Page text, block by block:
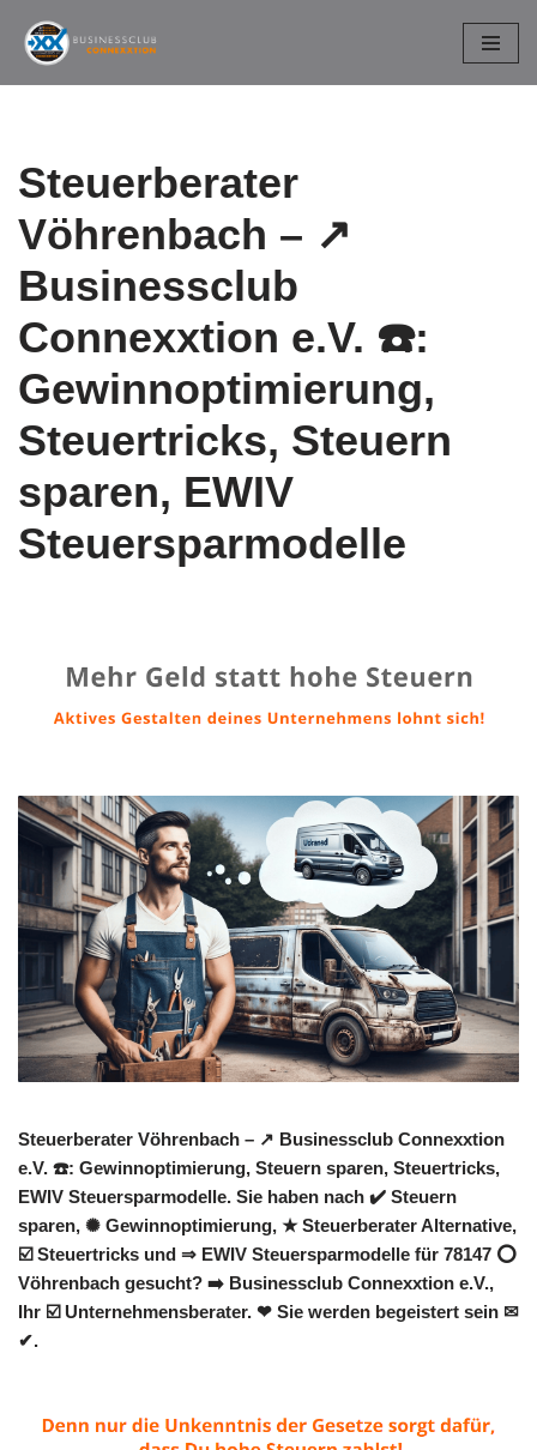
Zum
Steuerberater
Vöhrenbach – ↗️
Businessclub
Connexxtion e.V. ☎️:
Gewinnoptimierung,
Steuertricks, Steuern
sparen, EWIV
Steuersparmodelle
Steuerberater Vöhrenbach – ↗️ Businessclub Connexxtion
e.V. ☎️: Gewinnoptimierung, Steuern sparen, Steuertricks,
EWIV Steuersparmodelle. Sie haben nach ✔️ Steuern
sparen, ✺ Gewinnoptimierung, ★ Steuerberater Alternative,
☑️ Steuertricks und ⇒ EWIV Steuersparmodelle für 78147 ⭕
Vöhrenbach gesucht? ➡️ Businessclub Connexxtion e.V.,
Ihr ☑️ Unternehmensberater. ❤ Sie werden begeistert sein ✉
✔.